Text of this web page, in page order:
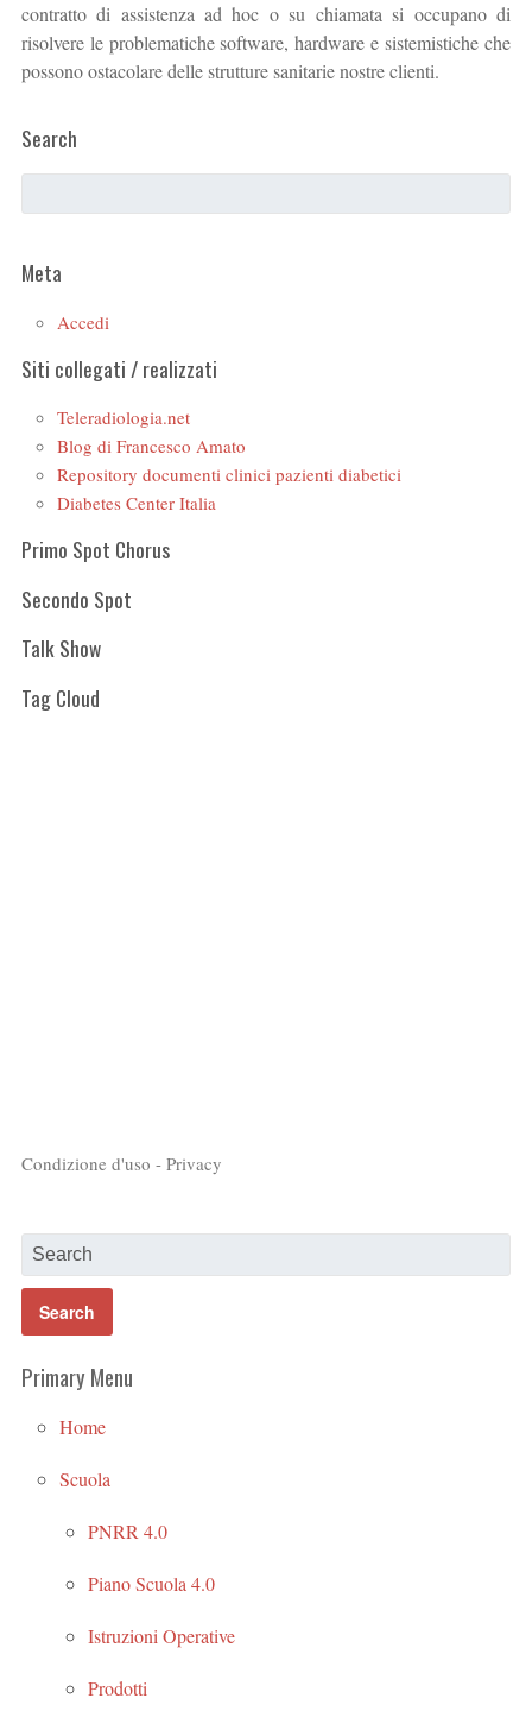
contratto di assistenza ad hoc o su chiamata si occupano di
risolvere le problematiche software, hardware e sistemistiche che
possono ostacolare delle strutture sanitarie nostre clienti.
Search
Meta
Accedi
Siti collegati / realizzati
Teleradiologia.net
Blog di Francesco Amato
Repository documenti clinici pazienti diabetici
Diabetes Center Italia
Primo Spot Chorus
Secondo Spot
Talk Show
Tag Cloud
Condizione d'uso - Privacy
Primary Menu
Home
Scuola
PNRR 4.0
Piano Scuola 4.0
Istruzioni Operative
Prodotti